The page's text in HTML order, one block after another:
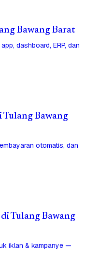
Bawang Barat
dashboard, ERP, dan
Tulang Bawang
otomatis, dan
Tulang Bawang
iklan & kampanye —